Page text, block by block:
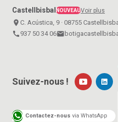
Castellbisbal NOUVEAUVoir plus
place C. Acústica, 9 · 08755
call 937 50 34 06email
Suivez-nous !
Contactez-nous via WhatsApp